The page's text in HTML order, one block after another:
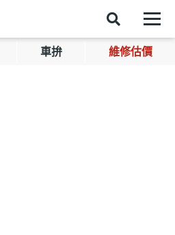
車拚 維修估價